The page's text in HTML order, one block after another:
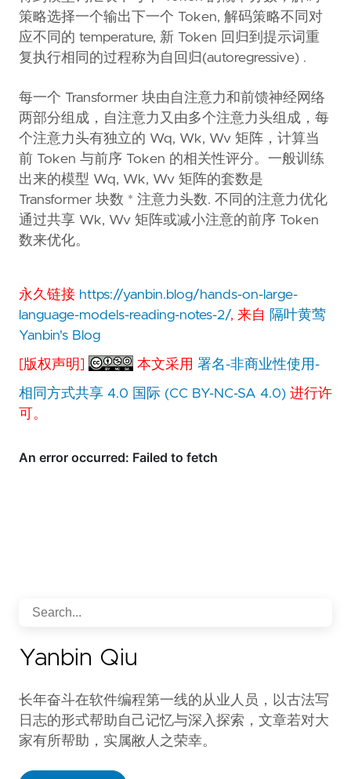
策略选择一个输出下一个 Token, 解码策略不同对
应不同的 temperature, 新 Token 回归到提示词重
复执行相同的过程称为自回归(autoregressive) .
每一个 Transformer 块由自注意力和前馈神经网络
两部分组成，自注意力又由多个注意力头组成，每
个注意力头有独立的 Wq, Wk, Wv 矩阵，计算当
前 Token 与前序 Token 的相关性评分。一般训练
出来的模型 Wq, Wk, Wv 矩阵的套数是
Transformer 块数 * 注意力头数. 不同的注意力优化
通过共享 Wk, Wv 矩阵或减小注意的前序 Token
数来优化。
永久链接 https://yanbin.blog/hands-on-large-
language-models-reading-notes-2/, 来自
隔叶黄莺
Yanbin's Blog
[版权声明] 本文采用署名-非商业性使用-
相同方式共享 4.0 国际 (CC BY-NC-SA 4.0) 进行许
可。
Yanbin Qiu
长年奋斗在软件编程第一线的从业人员，以古法写
日志的形式帮助自己记忆与深入探索，文章若对大
家有所帮助，实属敝人之荣幸。